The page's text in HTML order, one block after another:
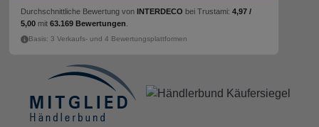
Durchschnittliche Bewertung von INTERDECO bei Trustami: 4,97 /
5,00 mit 63.169 Bewertungen
Basis: 3 Verkaufs- und 4 Bewertungsplattformen